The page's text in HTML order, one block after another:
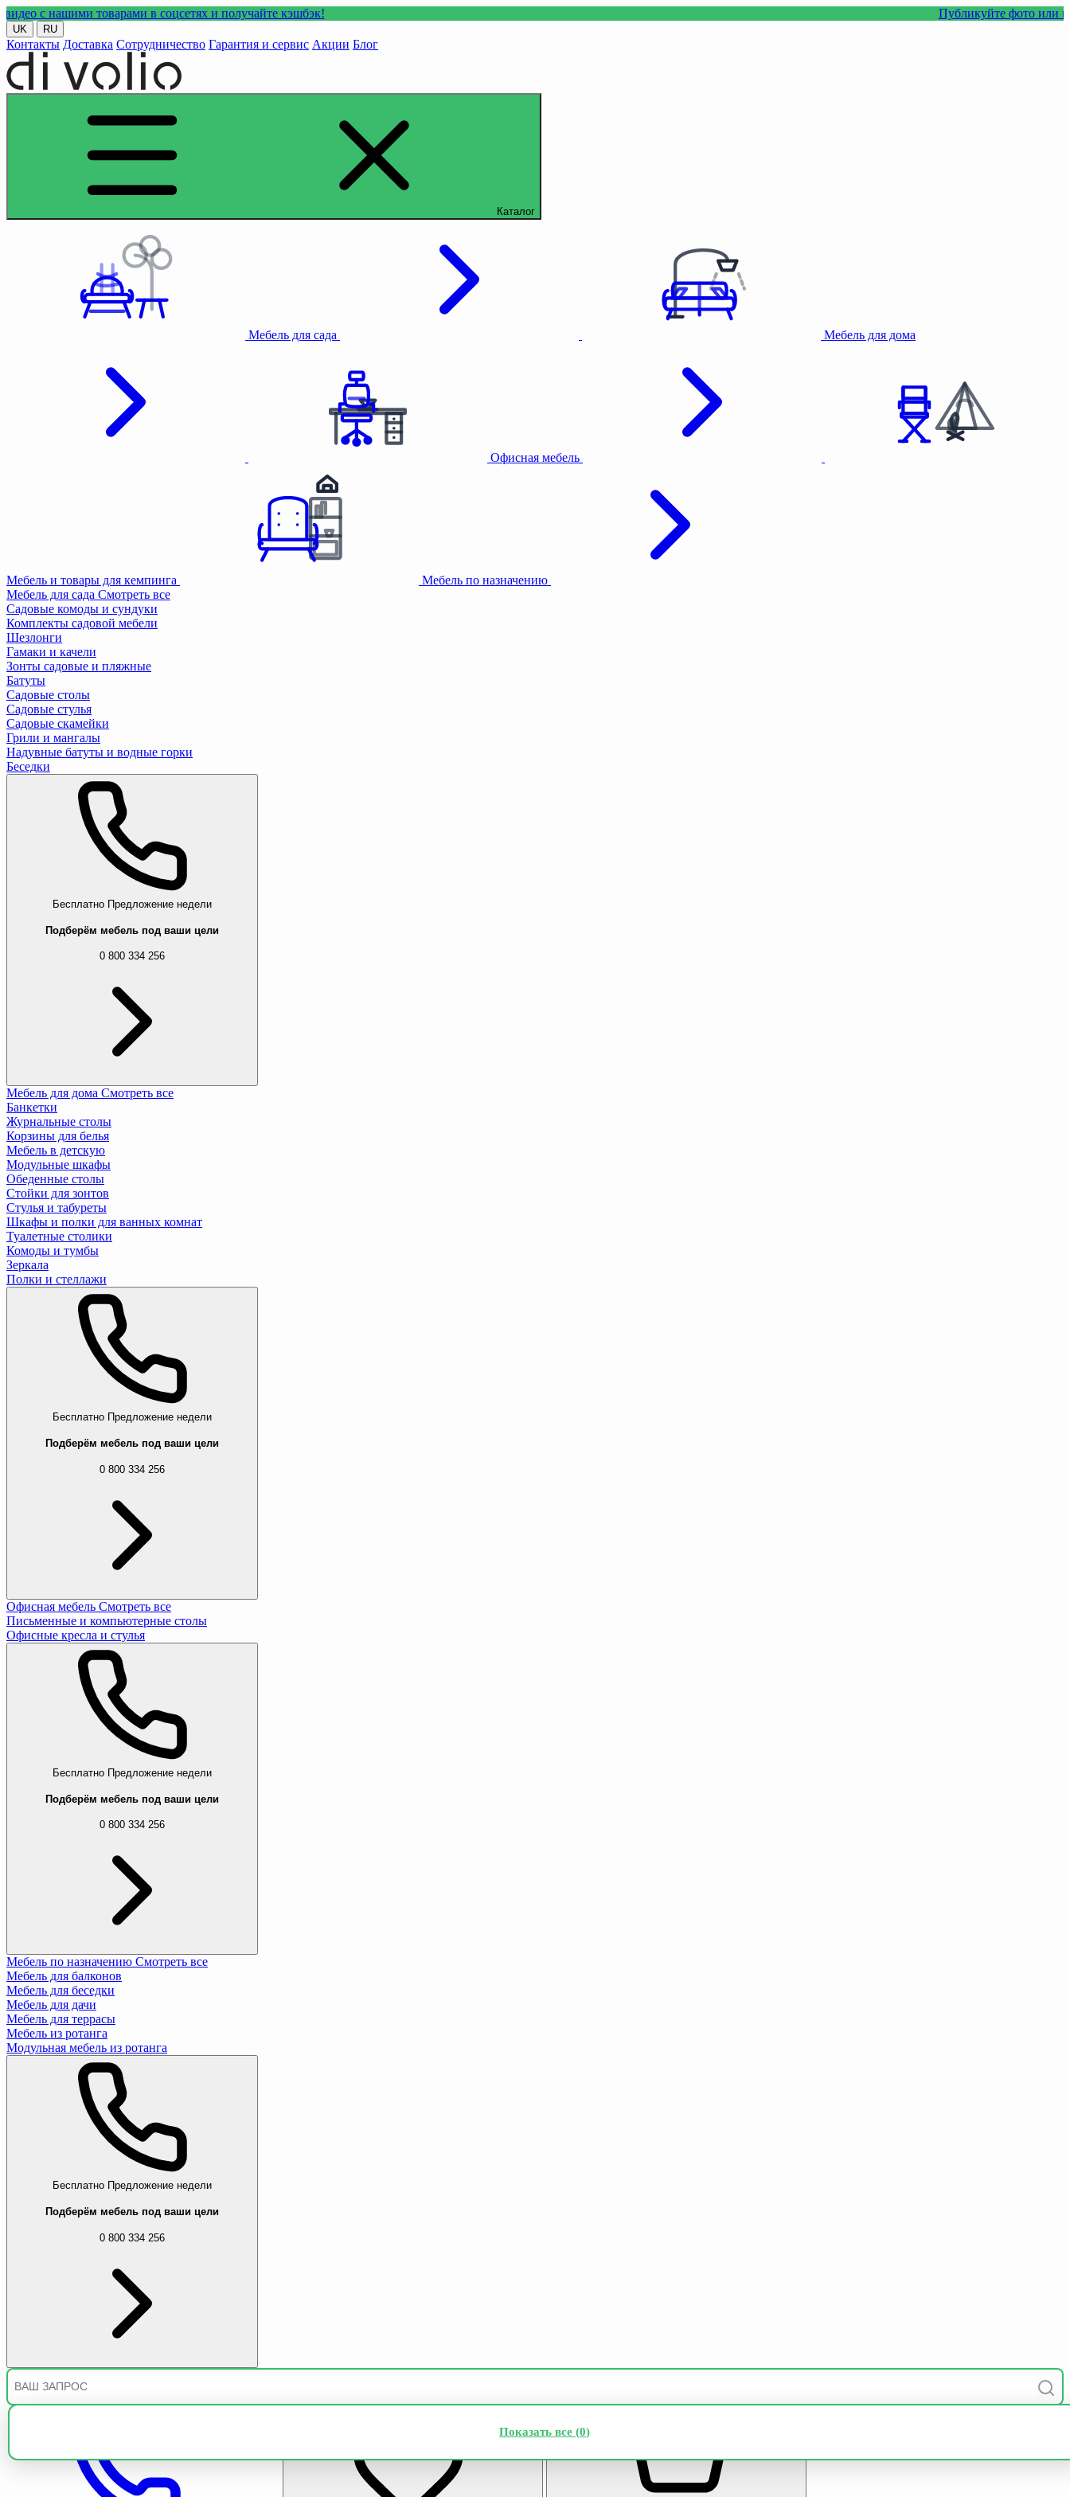
товарами в соцсетях и получайте кэшбэк! Публикуйте фото или видео с
UK RU
Контакты Доставка Сотрудничество Гарантия и сервис Акции Блог
Каталог
Мебель для сада Мебель для дома
Офисная мебель
Мебель и товары для кемпинга
Мебель по назначению
Мебель для сада Смотреть все
Садовые комоды и сундуки
Комплекты садовой мебели
Шезлонги
Гамаки и качели
Зонты садовые и пляжные
Батуты
Садовые столы
Садовые стулья
Садовые скамейки
Грили и мангалы
Надувные батуты и водные горки
Беседки
Бесплатно Предложение недели
Подберём мебель под ваши цели
0 800 334 256
Мебель для дома Смотреть все
Банкетки
Журнальные столы
Корзины для белья
Мебель в детскую
Модульные шкафы
Обеденные столы
Стойки для зонтов
Стулья и табуреты
Шкафы и полки для ванных комнат
Туалетные столики
Комоды и тумбы
Зеркала
Полки и стеллажи
Бесплатно Предложение недели
Подберём мебель под ваши цели
0 800 334 256
Офисная мебель Смотреть все
Письменные и компьютерные столы
Офисные кресла и стулья
Бесплатно Предложение недели
Подберём мебель под ваши цели
0 800 334 256
Мебель по назначению Смотреть все
Мебель для балконов
Мебель для беседки
Мебель для дачи
Мебель для террасы
Мебель из ротанга
Модульная мебель из ротанга
Бесплатно Предложение недели
Подберём мебель под ваши цели
0 800 334 256
Показать все (0)